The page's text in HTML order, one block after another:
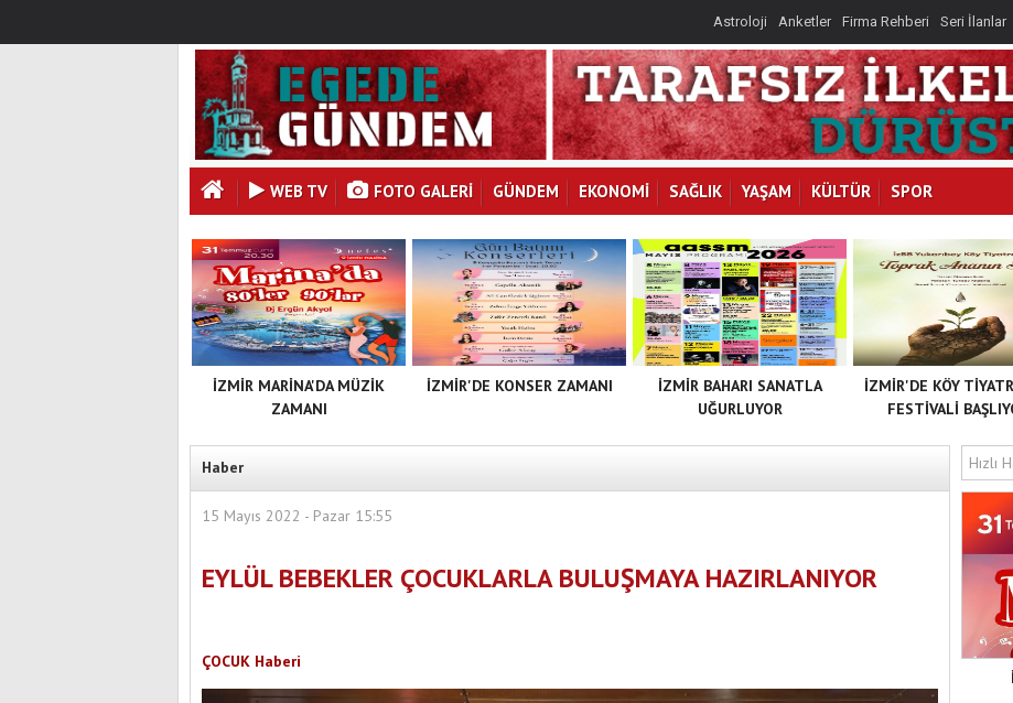
Astroloji Anketler Firma Rehberi Seri İlanlar
WEB TV FOTO GALERI GÜNDEM EKONOMİ SAĞLIK YAŞAM KÜLTÜR SPOR
İZMİR MARİNA'DA MÜZİK
ZAMANI
İZMİR'DE KONSER ZAMANI
İZMİR BAHARI SANATLA
UĞURLUYOR
İZMİR'DE KÖY
FESTİVALİ
Haber
15 Mayıs 2022 - Pazar 15:55
EYLÜL BEBEKLER ÇOCUKLARLA BULUŞMAYA HAZIRLANIYOR
ÇOCUK Haberi